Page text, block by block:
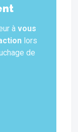
à vous
lors
de